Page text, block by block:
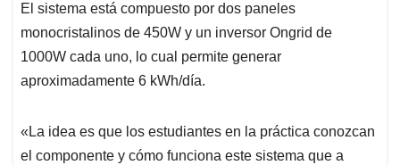
El sistema está compuesto por dos paneles
monocristalinos de 450W y un inversor Ongrid de
1000W cada uno, lo cual permite generar
aproximadamente 6 kWh/día.
«La idea es que los estudiantes en la práctica conozcan
el componente y cómo funciona este sistema que a